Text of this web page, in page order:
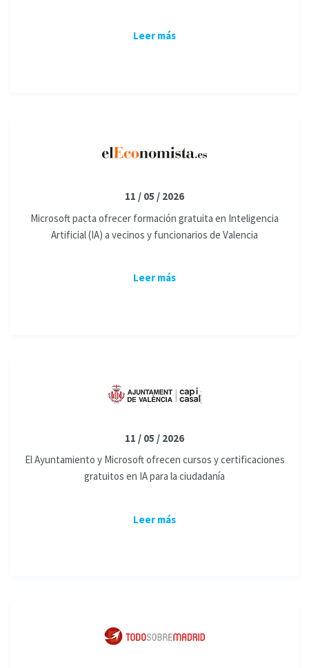
Leer más
11 / 05 / 2026
Microsoft pacta ofrecer formación gratuita en Inteligencia
Artificial (IA) a vecinos y funcionarios de Valencia
Leer más
11 / 05 / 2026
El Ayuntamiento y Microsoft ofrecen cursos y certificaciones
gratuitos en IA para la ciudadanía
Leer más